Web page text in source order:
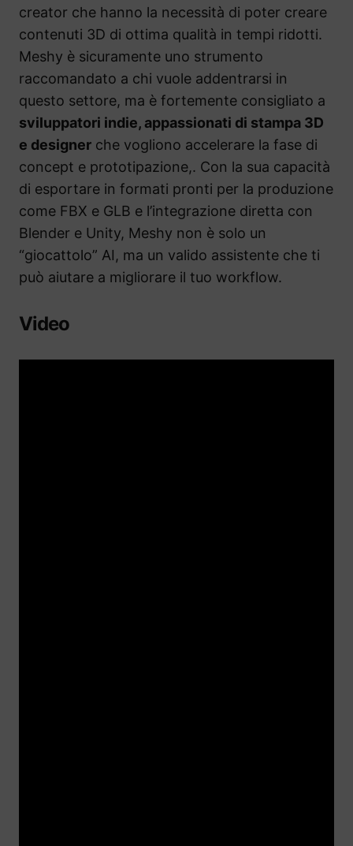
creator che hanno la necessità di poter creare
contenuti 3D di ottima qualità in tempi ridotti.
Meshy è sicuramente uno strumento
raccomandato a chi vuole addentrarsi in
questo settore, ma è fortemente consigliato a
sviluppatori indie, appassionati di stampa 3D
e designer che vogliono accelerare la fase di
concept e prototipazione,. Con la sua capacità
di esportare in formati pronti per la produzione
come FBX e GLB e l’integrazione diretta con
Blender e Unity, Meshy non è solo un
“giocattolo” AI, ma un valido assistente che ti
può aiutare a migliorare il tuo workflow.
Video